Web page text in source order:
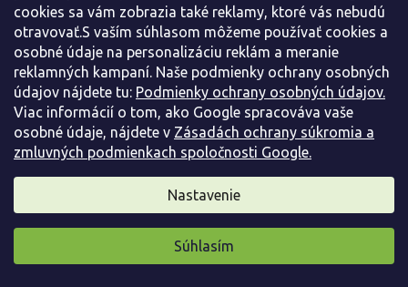
cookies sa vám zobrazia také reklamy, ktoré vás nebudú
otravovať.S vaším súhlasom môžeme používať cookies a
osobné údaje na personalizáciu reklám a meranie
reklamných kampaní. Naše podmienky ochrany osobných
údajov nájdete tu: Podmienky ochrany osobných údajov.
Viac informácií o tom, ako Google spracováva vaše
osobné údaje, nájdete v Zásadách ochrany súkromia a
zmluvných podmienkach spoločnosti Google.
Nastavenie
Súhlasím
8,90 € / ks
Detail
Odroda z Nemecka je žltoplodá, s veľmi dobrým výnosom a
všestranným využitím. Rastie stredne silno až...
Pripravili sme pre vás darček